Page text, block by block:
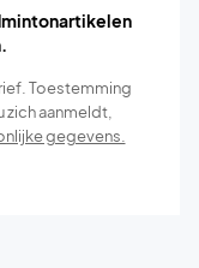
Toestemming
zich aanmeldt,
gegevens.